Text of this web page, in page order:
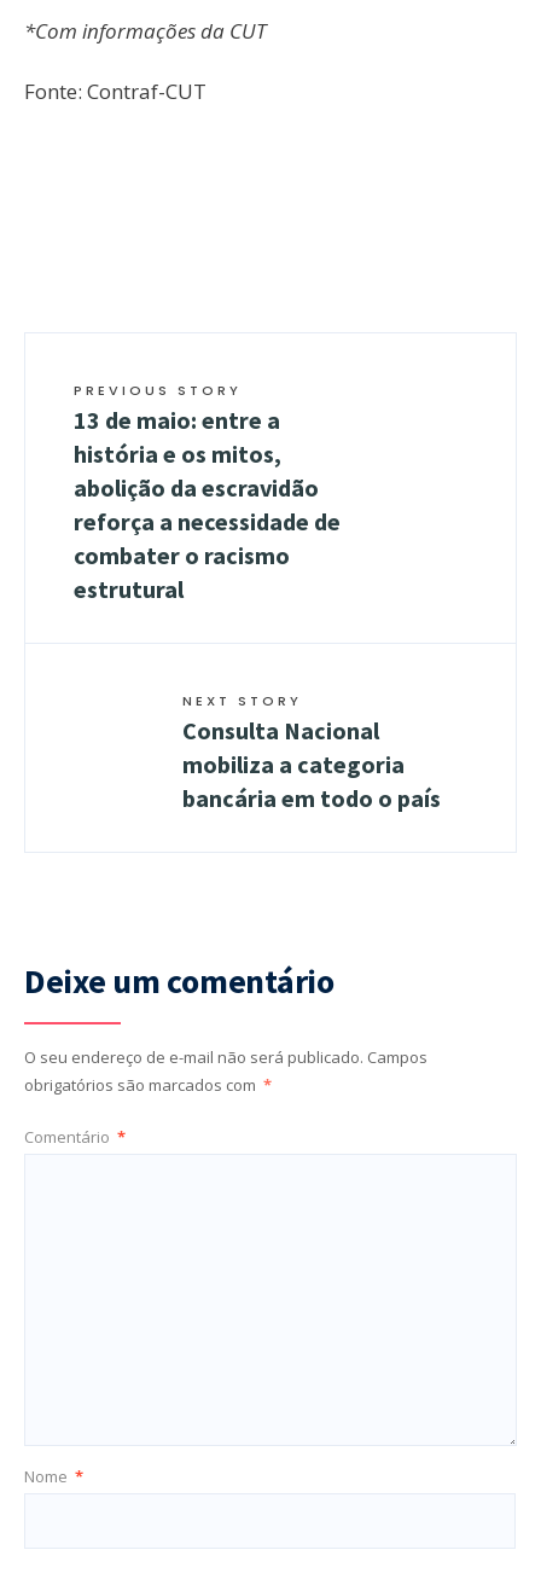
*Com informações da CUT
Fonte: Contraf-CUT
PREVIOUS STORY
13 de maio: entre a
história e os mitos,
abolição da escravidão
reforça a necessidade de
combater o racismo
estrutural
NEXT STORY
Consulta Nacional
mobiliza a categoria
bancária em todo o país
Deixe um comentário
O seu endereço de e-mail não será publicado. Campos
obrigatórios são marcados com *
Comentário *
Nome *